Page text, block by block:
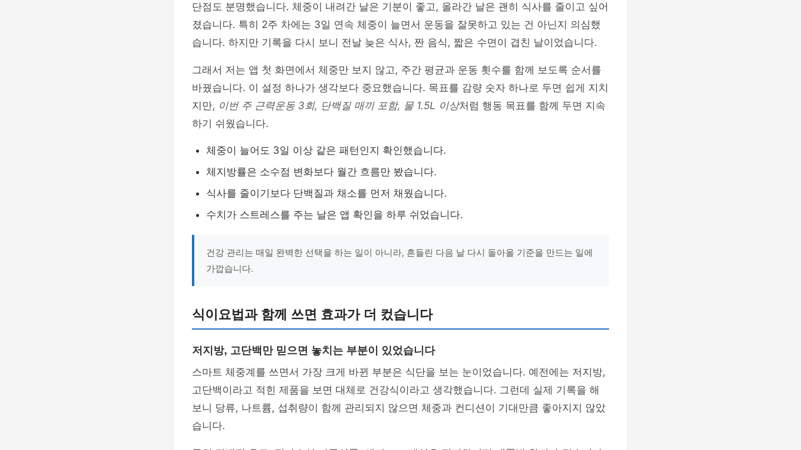
단점도 분명했습니다. 체중이 내려간 날은 기분이 좋고, 올라간 날은 괜히 식사를 줄이고 싶어
졌습니다. 특히 2주 차에는 3일 연속 체중이 늘면서 운동을 잘못하고 있는 건 아닌지 의심했
습니다. 하지만 기록을 다시 보니 전날 늦은 식사, 짠 음식, 짧은 수면이 겹친 날이었습니다.
그래서 저는 앱 첫 화면에서 체중만 보지 않고, 주간 평균과 운동 횟수를 함께 보도록 순서를
바꿨습니다. 이 설정 하나가 생각보다 중요했습니다. 목표를 감량 숫자 하나로 두면 쉽게 지치
지만, 이번 주 근력운동 3회, 단백질 매끼 포함, 물 1.5L 이상처럼 행동 목표를 함께 두면 지속
하기 쉬웠습니다.
체중이 늘어도 3일 이상 같은 패턴인지 확인했습니다.
체지방률은 소수점 변화보다 월간 흐름만 봤습니다.
식사를 줄이기보다 단백질과 채소를 먼저 채웠습니다.
수치가 스트레스를 주는 날은 앱 확인을 하루 쉬었습니다.
건강 관리는 매일 완벽한 선택을 하는 일이 아니라, 흔들린 다음 날 다시 돌아올 기준을 만드는 일에
가깝습니다.
식이요법과 함께 쓰면 효과가 더 컸습니다
저지방, 고단백만 믿으면 놓치는 부분이 있었습니다
스마트 체중계를 쓰면서 가장 크게 바뀐 부분은 식단을 보는 눈이었습니다. 예전에는 저지방,
고단백이라고 적힌 제품을 보면 대체로 건강식이라고 생각했습니다. 그런데 실제 기록을 해
보니 당류, 나트륨, 섭취량이 함께 관리되지 않으면 체중과 컨디션이 기대만큼 좋아지지 않았
습니다.